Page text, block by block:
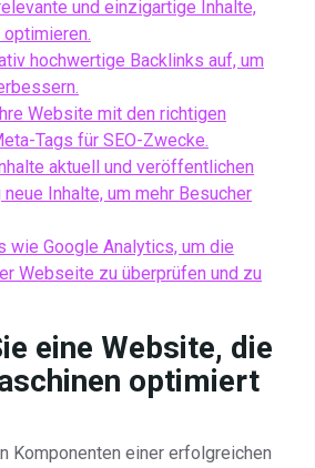
und einzigartige Inhalte,
hochwertige Backlinks auf, um
Website mit den richtigen
Tags für SEO-Zwecke.
aktuell und veröffentlichen
Inhalte, um mehr Besucher
wie Google Analytics, um die
Webseite zu überprüfen und zu
eine Website, die
optimiert
Komponenten einer erfolgreichen